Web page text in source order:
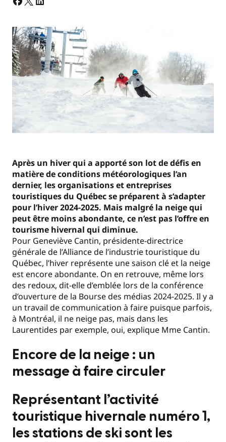
Après un hiver qui a apporté son lot de défis en
matière de conditions météorologiques l’an
dernier, les organisations et entreprises
touristiques du Québec se préparent à s’adapter
pour l’hiver 2024-2025. Mais malgré la neige qui
peut être moins abondante, ce n’est pas l’offre en
tourisme hivernal qui diminue.
Pour Geneviève Cantin, présidente-directrice
générale de l’Alliance de l’industrie touristique du
Québec, l’hiver représente une saison clé et la neige
est encore abondante. On en retrouve, même lors
des redoux, dit-elle d’emblée lors de la conférence
d’ouverture de la Bourse des médias 2024-2025. Il y a
un travail de communication à faire puisque parfois,
à Montréal, il ne neige pas, mais dans les
Laurentides par exemple, oui, explique Mme Cantin.
Encore de la neige : un
message à faire circuler
Représentant l’activité
touristique hivernale numéro 1,
les stations de ski sont les